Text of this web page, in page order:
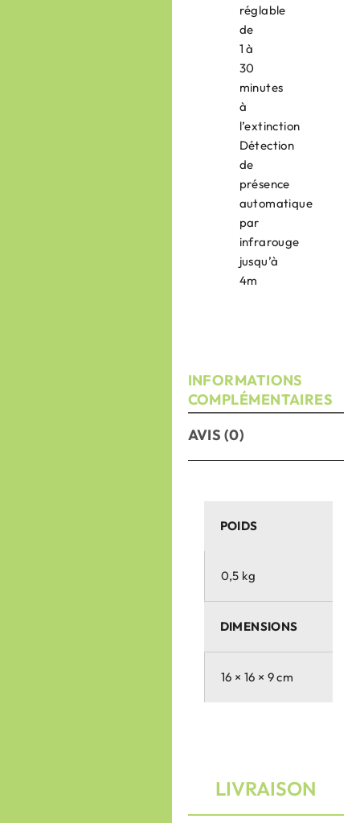
réglable
de
1 à
30
minutes
à
l’extinction
Détection
de
présence
automatique
par
infrarouge
jusqu’à
4m
INFORMATIONS
COMPLÉMENTAIRES
AVIS (0)
POIDS
0,5 kg
DIMENSIONS
16 × 16 × 9 cm
LIVRAISON